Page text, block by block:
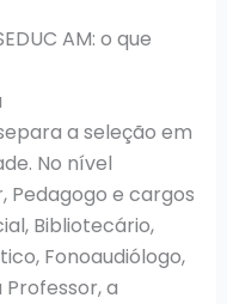
AM: o que
a seleção em
No nível
Pedagogo e cargos
Bibliotecário,
Fonoaudiólogo,
a